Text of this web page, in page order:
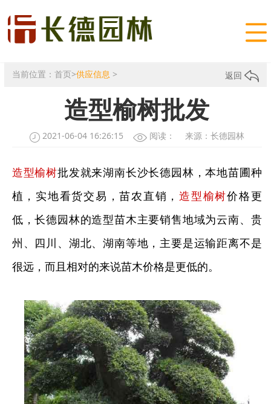

当前位置： 首页>供应信息 > 返回
造型榆树批发
2021-06-04 16:26:15 阅读： 来源：长德园林
造型榆树批发就来湖南长沙长德园林，本地苗圃种
植，实地看货交易，苗农直销，造型榆树价格更
低，长德园林的造型苗木主要销售地域为云南、贵
州、四川、湖北、湖南等地，主要是运输距离不是
很远，而且相对的来说苗木价格是更低的。